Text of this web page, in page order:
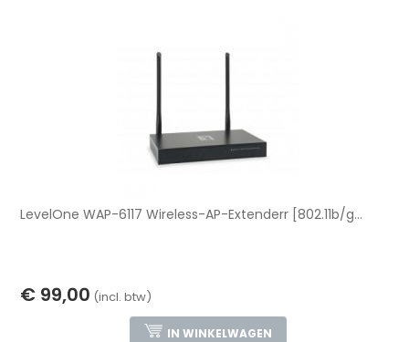
LevelOne WAP-6117 Wireless-AP-Extenderr [802.11b/g...
€ 99,00 (incl. btw)
IN WINKELWAGEN